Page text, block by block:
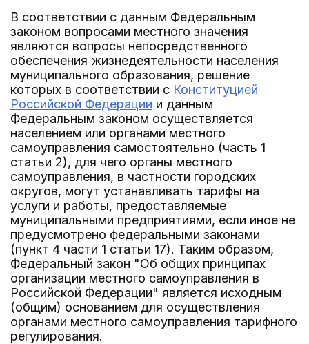
В соответствии с данным Федеральным
законом вопросами местного значения
являются вопросы непосредственного
обеспечения жизнедеятельности населения
муниципального образования, решение
которых в соответствии с Конституцией
Российской Федерации и данным
Федеральным законом осуществляется
населением или органами местного
самоуправления самостоятельно (часть 1
статьи 2), для чего органы местного
самоуправления, в частности городских
округов, могут устанавливать тарифы на
услуги и работы, предоставляемые
муниципальными предприятиями, если иное не
предусмотрено федеральными законами
(пункт 4 части 1 статьи 17). Таким образом,
Федеральный закон "Об общих принципах
организации местного самоуправления в
Российской Федерации" является исходным
(общим) основанием для осуществления
органами местного самоуправления тарифного
регулирования.